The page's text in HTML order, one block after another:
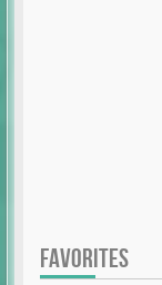
FAVORITES